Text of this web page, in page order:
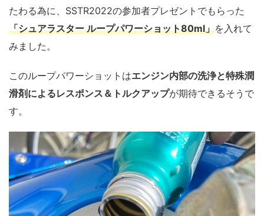
たわる為に、SSTR2022の参加者プレゼントでもらった
「シュアラスター ループパワーショット80ml」を入れて
みました。
このループパワーショットはエンジン内部の洗浄と特殊潤
滑剤によるレスポンス＆トルクアップが期待できるそうで
す。